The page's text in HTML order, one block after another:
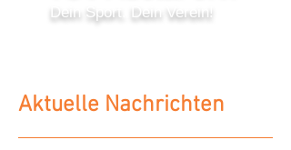
Dein Sport. Dein Verein!
Aktuelle Nachrichten